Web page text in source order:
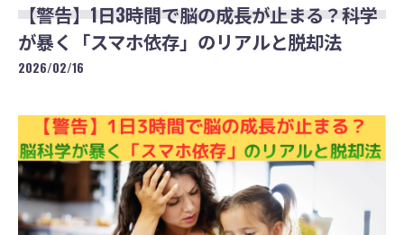
【警告】1日3時間で脳の成長が止まる？科学
が暴く「スマホ依存」のリアルと脱却法
2026/02/16